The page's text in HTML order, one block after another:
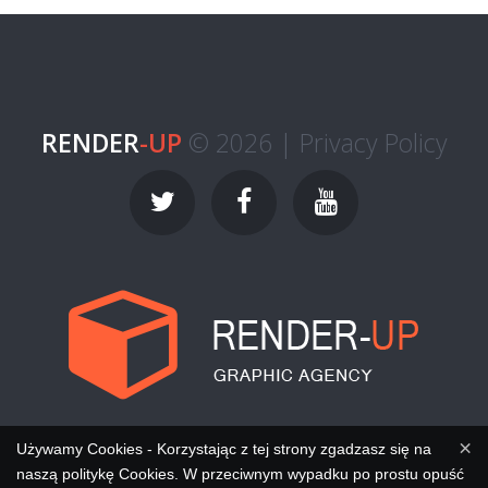
RENDER-UP © 2026 | Privacy Policy
×
Używamy Cookies - Korzystając z tej strony zgadzasz się na
naszą politykę Cookies. W przeciwnym wypadku po prostu opuść